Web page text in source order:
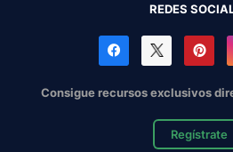
REDES
Consigue recursos exclusivos
Regístrate